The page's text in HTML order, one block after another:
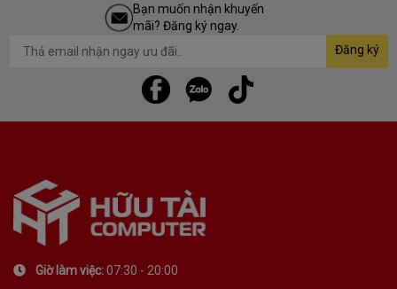
Bạn muốn nhận khuyến
mãi? Đăng ký ngay.
Đăng ký
Giờ làm việc:07:30 - 20:00